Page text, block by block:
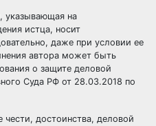
указывающая на
истца, носит
даже при условии ее
автора может быть
о защите деловой
Суда РФ от 28.03.2018 по
чести, достоинства, деловой